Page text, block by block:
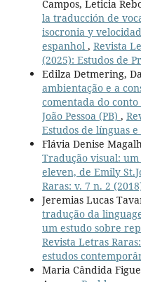
Campos, Leticia
la traducción de
isocronia y
espanhol , Revista
(2025): Estudos de
Edilza Detmering,
ambientação e a
comentada do conto
João Pessoa (PB) ,
Estudos de línguas
Flávia Denise
Tradução visual: um
eleven, de Emily
Raras: v. 7 n. 2
Jeremias Lucas
tradução da
um estudo sobre
Revista Letras
estudos
Maria Cândida